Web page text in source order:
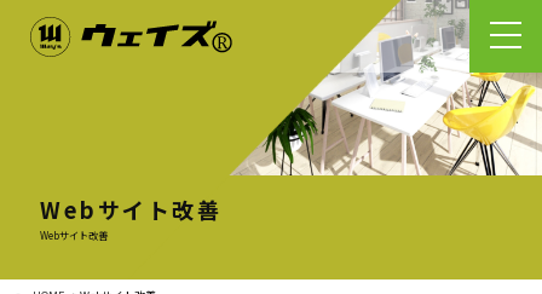
Webサイト改善
Webサイト改善